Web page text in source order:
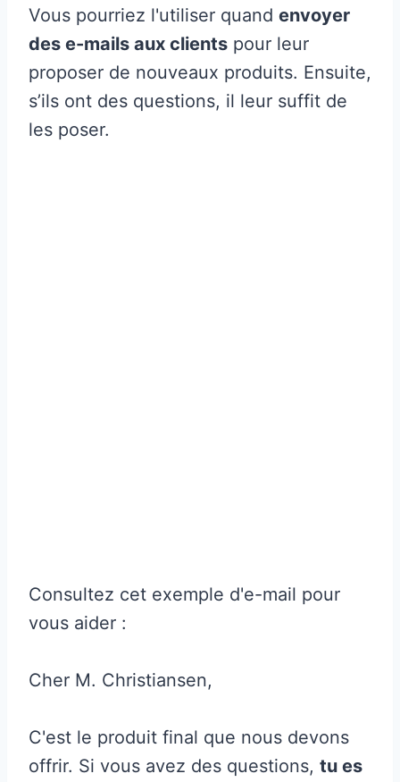
Vous pourriez l'utiliser quand envoyer
des e-mails aux clients pour leur
proposer de nouveaux produits. Ensuite,
s’ils ont des questions, il leur suffit de
les poser.
Consultez cet exemple d'e-mail pour
vous aider :
Cher M. Christiansen,
C'est le produit final que nous devons
offrir. Si vous avez des questions, tu es